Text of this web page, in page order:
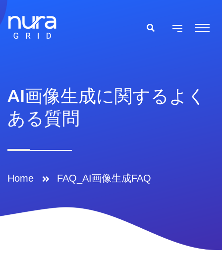
AI画像生成に関するよく
ある質問
Home FAQ_AI画像生成FAQ